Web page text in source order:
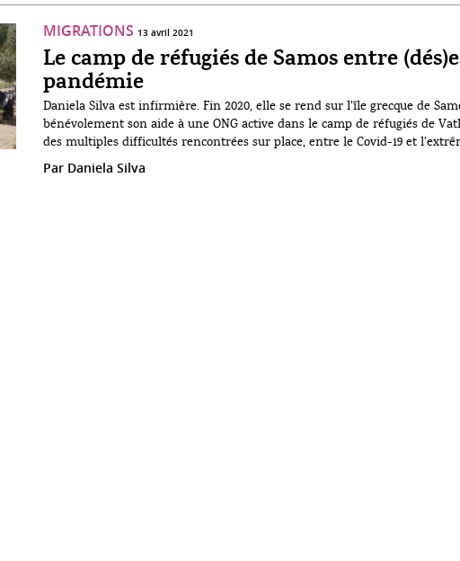
MIGRATIONS 13 avril 2021
Le camp de réfugiés de Samos entre
pandémie
Daniela Silva est infirmière. Fin 2020, elle se rend sur l’île grecque de
bénévolement son aide à une ONG active dans le camp de réfugiés de
des multiples difficultés rencontrées sur place, entre le Covid-19 et
habitant.e.s du camp. Début septembre 2020 : mon stress […]
Par Daniela Silva